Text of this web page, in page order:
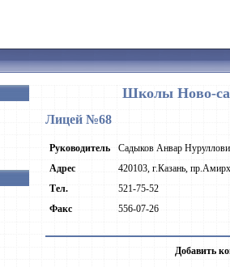
Школы Ново-
Лицей №68
Руководитель
Садыков Анвар
Адрес
420103, г.Казань,
Тел.
521-75-52
Факс
556-07-26
Добавить